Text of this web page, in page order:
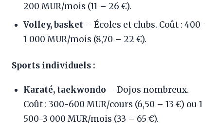
200 MUR/mois (11 – 26 €).
Volley, basket – Écoles et clubs. Coût : 400-
1 000 MUR/mois (8,70 – 22 €).
Sports individuels :
Karaté, taekwondo – Dojos nombreux.
Coût : 300-600 MUR/cours (6,50 – 13 €) ou 1
500-3 000 MUR/mois (33 – 65 €).